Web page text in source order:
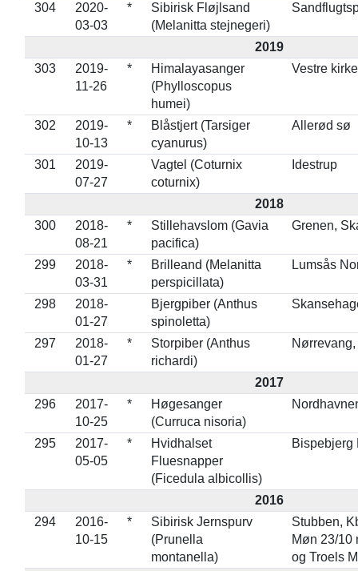
304
2020-
03-03
*
Sibirisk Fløjlsand
(Melanitta stejnegeri)
2019
303
2019-
11-26
*
Himalayasanger
(Phylloscopus
humei)
Vestre
302
2019-
10-13
*
Blåstjert (Tarsiger
cyanurus)
Allerød sø
301
2019-
07-27
Vagtel (Coturnix
coturnix)
Idestrup
2018
300
2018-
08-21
*
Stillehavslom (Gavia
pacifica)
Grenen,
299
2018-
03-31
*
Brilleand (Melanitta
perspicillata)
Lumsås
298
2018-
01-27
Bjergpiber (Anthus
spinoletta)
297
2018-
01-27
*
Storpiber (Anthus
richardi)
2017
296
2017-
10-25
*
Høgesanger
(Curruca nisoria)
295
2017-
05-05
*
Hvidhalset
Fluesnapper
(Ficedula albicollis)
Bispebjerg
2016
294
2016-
10-15
*
Sibirisk Jernspurv
(Prunella
montanella)
Stubben,
Møn 23/10
og Troels